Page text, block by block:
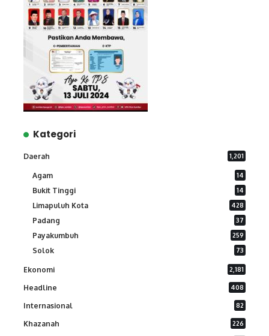
Kategori
Daerah 1,201
Agam 14
Bukit Tinggi 14
Limapuluh Kota 428
Padang 37
Payakumbuh 259
Solok 73
Ekonomi 2,181
Headline 408
Internasional 82
Khazanah 226